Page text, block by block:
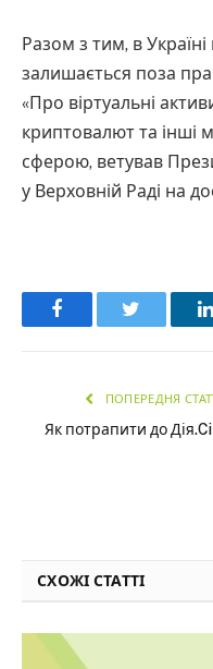
Разом з тим, в
залишається поза
«Про віртуальні
криптовалют та інші
сферою, ветував
у Верховній Раді на
Facebook
ПОПЕРЕДНЯ
Як потрапити до
СХОЖІ СТАТТІ